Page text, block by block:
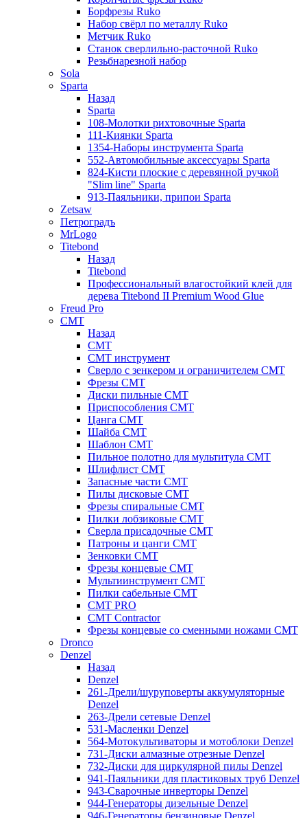
Борфрезы Ruko
Набор свёрл по металлу Ruko
Метчик Ruko
Станок сверлильно-расточной Ruko
Резьбнарезной набор
Sola
Sparta
Назад
Sparta
108-Молотки рихтовочные Sparta
111-Киянки Sparta
1354-Наборы инструмента Sparta
552-Автомобильные аксессуары Sparta
824-Кисти плоские с деревянной ручкой
"Slim line" Sparta
913-Паяльники, припои Sparta
Zetsaw
Петроградъ
MrLogo
Titebond
Назад
Titebond
Профессиональный влагостойкий клей для
дерева Titebond II Premium Wood Glue
Freud Pro
CMT
Назад
CMT
CMT инструмент
Сверло с зенкером и ограничителем CMT
Фрезы CMT
Диски пильные CMT
Приспособления СМТ
Цанга CMT
Шайба CMT
Шаблон CMT
Пильное полотно для мультитула CMT
Шлифлист CMT
Запасные части CMT
Пилы дисковые CMT
Фрезы спиральные CMT
Пилки лобзиковые СМТ
Сверла присадочные СМТ
Патроны и цанги CMT
Зенковки СМТ
Фрезы концевые CMT
Мультиинструмент СМТ
Пилки сабельные СМТ
CMT PRO
CMT Contractor
Фрезы концевые со сменными ножами CMT
Dronco
Denzel
Назад
Denzel
261-Дрели/шуруповерты аккумуляторные
Denzel
263-Дрели сетевые Denzel
531-Масленки Denzel
564-Мотокультиваторы и мотоблоки Denzel
731-Диски алмазные отрезные Denzel
732-Диски для циркулярной пилы Denzel
941-Паяльники для пластиковых труб Denzel
943-Сварочные инверторы Denzel
944-Генераторы дизельные Denzel
946-Генераторы бензиновые Denzel